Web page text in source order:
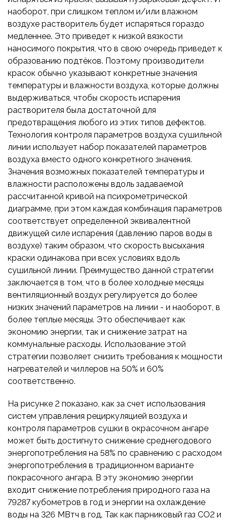
наоборот, при слишком теплом и/или влажном
воздухе растворитель будет испаряться гораздо
медленнее. Это приведет к низкой вязкости
наносимого покрытия, что в свою очередь приведет к
образованию подтёков. Поэтому производители
красок обычно указывают конкретные значения
температуры и влажности воздуха, которые должны
выдерживаться, чтобы скорость испарения
растворителя была достаточной для
предотвращения любого из этих типов дефектов.
Технология контроля параметров воздуха сушильной
линии использует набор показателей параметров
воздуха вместо одного конкретного значения.
Значения возможных показателей температуры и
влажности расположены вдоль задаваемой
рассчитанной кривой на психрометрической
диаграмме, при этом каждая комбинация параметров
соответствует определенной эквивалентной
движущей силе испарения (давлению паров воды в
воздухе) таким образом, что скорость высыхания
краски одинакова при всех условиях вдоль
сушильной линии. Преимущество данной стратегии
заключается в том, что в более холодные месяцы
вентиляционный воздух регулируется до более
низких значений параметров на линии - и наоборот, в
более теплые месяцы. Это обеспечивает как
экономию энергии, так и снижение затрат на
коммунальные расходы. Использование этой
стратегии позволяет снизить требования к мощности
нагревателей и чиллеров на 50% и 60%
соответственно.
На рисунке 2 показано, как за счет использования
систем управления рециркуляцией воздуха и
контроля параметров сушки в окрасочном ангаре
может быть достигнуто снижение среднегодового
энергопотребления на 58% по сравнению с расходом
энергопотребления в традиционном варианте
покрасочного ангара. В эту экономию энергии
входит снижение потребления природного газа на
79287 кубометров в год и энергии на охлаждение
воды на 326 МВтч в год. Так как парниковый газ CO2 и